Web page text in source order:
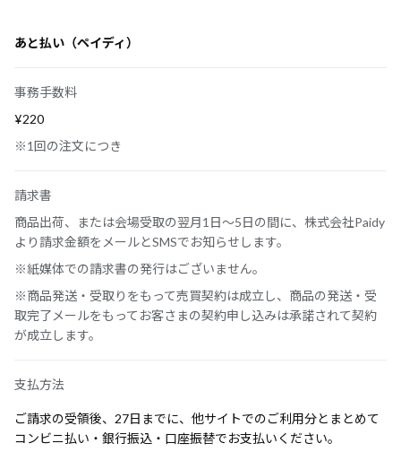
あと払い（ペイディ）
事務手数料
¥220
※1回の注文につき
請求書
商品出荷、または会場受取の翌月1日～5日の間に、株式会社Paidy
より請求金額をメールとSMSでお知らせします。
※紙媒体での請求書の発行はございません。
※商品発送・受取りをもって売買契約は成立し、商品の発送・受
取完了メールをもってお客さまの契約申し込みは承諾されて契約
が成立します。
支払方法
ご請求の受領後、27日までに、他サイトでのご利用分とまとめて
コンビニ払い・銀行振込・口座振替でお支払いください。